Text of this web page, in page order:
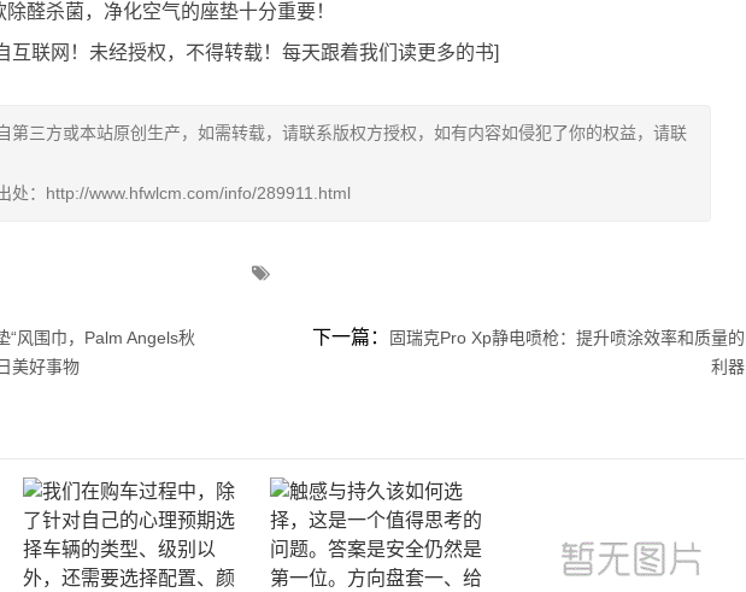
醛杀菌，净化空气的座垫十分重要！
互联网！未经授权，不得转载！每天跟着我们读更多的书]
第三方或本站原创生产，如需转载，请联系版权方授权，如有内容如侵犯了你的权益，请联
处：http://www.hfwlcm.com/info/289911.html
“风围巾，Palm Angels秋
美好事物
下一篇：
固瑞克Pro Xp静电喷枪：提升喷涂效率和质量的
利器